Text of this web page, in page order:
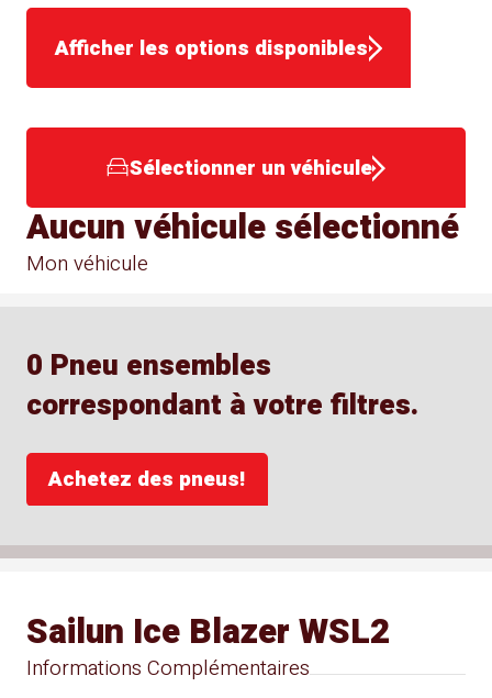
Afficher les options disponibles
Sélectionner un véhicule
Mon véhicule
Aucun véhicule sélectionné
0 Pneu ensembles
correspondant à votre filtres.
Achetez des pneus!
Informations Complémentaires
Sailun Ice Blazer WSL2